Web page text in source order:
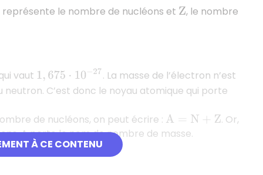
À CE CONTENU
représente le nombre de nucléons et Z, le nombre
vaut 1,675⋅10 −27
. La masse de l’électron n’est
neutron. C’est donc le noyau atomique qui porte
de nucléons, on peut écrire : A= +Z
. Or,
A porte le nom de nombre de masse.